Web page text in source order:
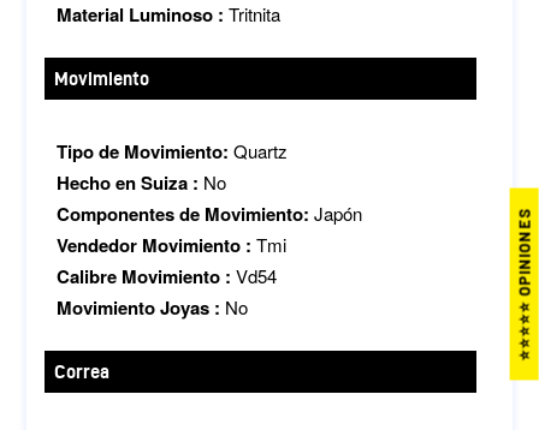
Material Luminoso :Tritnita
Movimiento
Tipo de Movimiento:Quartz
Hecho en Suiza : No
Componentes de Movimiento:Japón
Vendedor Movimiento :Tmi
Calibre Movimiento :Vd54
Movimiento Joyas : No
Correa
⭐⭐⭐⭐⭐ OPINIONES